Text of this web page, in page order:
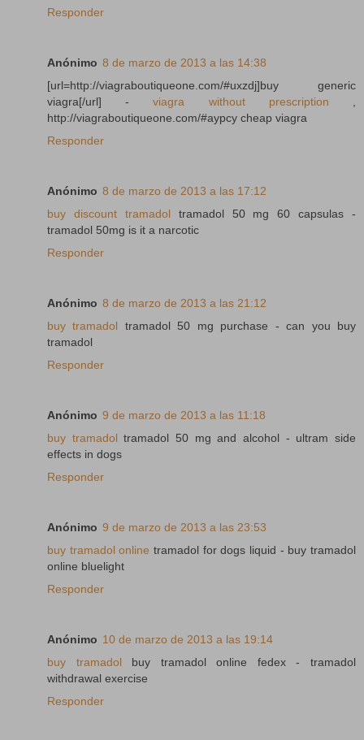
Responder
Anónimo 8 de marzo de 2013 a las 14:38
[url=http://viagraboutiqueone.com/#uxzdj]buy generic
viagra[/url] -viagra without prescription
http://viagraboutiqueone.com/#aypcy cheap viagra
Responder
Anónimo 8 de marzo de 2013 a las 17:12
buy discount tramadol tramadol 50 mg 60 capsulas -
tramadol 50mg is it a narcotic
Responder
Anónimo 8 de marzo de 2013 a las 21:12
buy tramadol tramadol 50 mg purchase - can you buy
tramadol
Responder
Anónimo 9 de marzo de 2013 a las 11:18
buy tramadol tramadol 50 mg and alcohol - ultram side
effects in dogs
Responder
Anónimo 9 de marzo de 2013 a las 23:53
buy tramadol online tramadol for dogs liquid - buy tramadol
online bluelight
Responder
Anónimo 10 de marzo de 2013 a las 19:14
buy tramadol buy tramadol online fedex - tramadol
withdrawal exercise
Responder